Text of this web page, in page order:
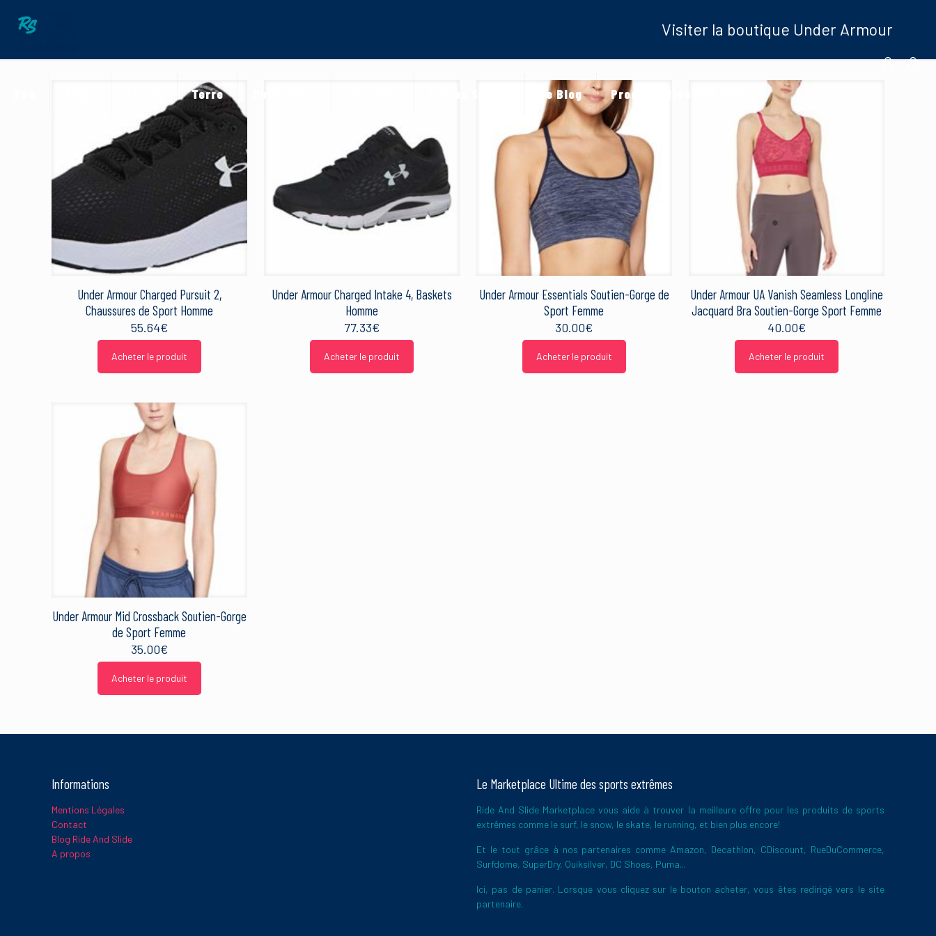
Terre Le Blog Produits Ride And Slide
Visiter la boutique Under Armour
Under Armour Charged Pursuit 2,
Chaussures de Sport Homme
55.64€
Acheter le produit
Under Armour Charged Intake 4, Baskets
Homme
77.33€
Acheter le produit
Under Armour Essentials Soutien-Gorge de
Sport Femme
30.00€
Acheter le produit
Under Armour UA Vanish Seamless Longline
Jacquard Bra Soutien-Gorge Sport Femme
40.00€
Acheter le produit
Under Armour Mid Crossback Soutien-Gorge
de Sport Femme
35.00€
Acheter le produit
Informations
Mentions Légales
Contact
Blog Ride And Slide
A propos
Le Marketplace Ultime des sports extrêmes
Ride And Slide Marketplace vous aide à trouver la meilleure offre pour les produits de sports
extrêmes comme le surf, le snow, le skate, le running, et bien plus encore!
Et le tout grâce à nos partenaires comme Amazon, Decathlon, CDiscount, RueDuCommerce,
Surfdome, SuperDry, Quiksilver, DC Shoes, Puma...
Ici, pas de panier. Lorsque vous cliquez sur le bouton acheter, vous êtes redirigé vers le site
partenaire.